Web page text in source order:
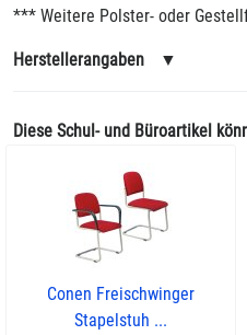
*** Weitere Polster- oder
Herstellerangaben ▼
Diese Schul- und Büroartikel
Conen Freischwinger
Stapelstuh ...